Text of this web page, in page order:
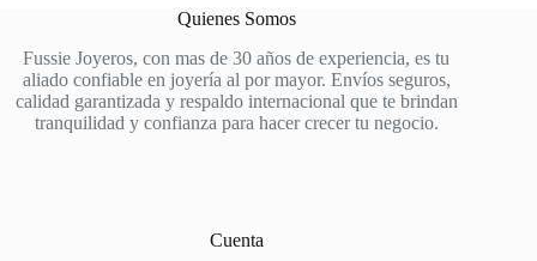
Quienes Somos
Fussie Joyeros, con mas de 30 años de experiencia, es tu
aliado confiable en joyería al por mayor. Envíos seguros,
calidad garantizada y respaldo internacional que te brindan
tranquilidad y confianza para hacer crecer tu negocio.
Cuenta